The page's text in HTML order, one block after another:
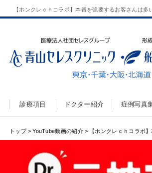
【ホンクレｃｈコラボ】本番を強要するお客さんは多
診療項目 ドクター紹介 症例写真
トップ > YouTube動画の紹介 > 【ホンクレｃｈコラボ